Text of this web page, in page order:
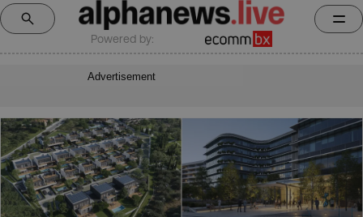
Powered by:
Advertisement